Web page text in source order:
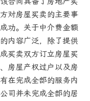
对房屋买卖的主要事
功。关于中介费金额
内容广泛，除了提供
买卖双方订立房屋买
房屋产权过户以及房
在完成全部的服务内
司并未完成全部的居